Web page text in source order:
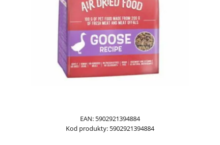
EAN: 5902921394884
Kod produkty: 5902921394884